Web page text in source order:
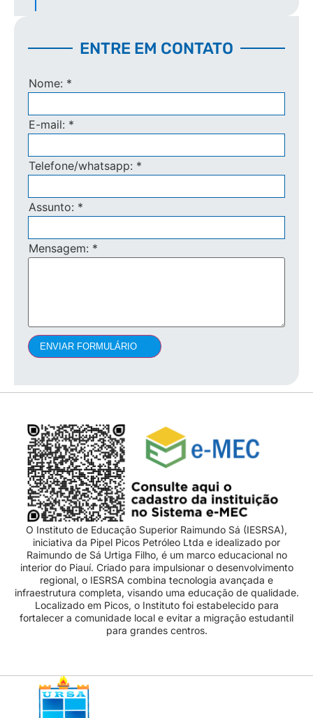
ENTRE EM CONTATO
Nome: *
E-mail: *
Telefone/whatsapp: *
Assunto: *
Mensagem: *
ENVIAR FORMULÁRIO
O Instituto de Educação Superior Raimundo Sá (IESRSA),
iniciativa da Pipel Picos Petróleo Ltda e idealizado por
Raimundo de Sá Urtiga Filho, é um marco educacional no
interior do Piauí. Criado para impulsionar o desenvolvimento
regional, o IESRSA combina tecnologia avançada e
infraestrutura completa, visando uma educação de qualidade.
Localizado em Picos, o Instituto foi estabelecido para
fortalecer a comunidade local e evitar a migração estudantil
para grandes centros.